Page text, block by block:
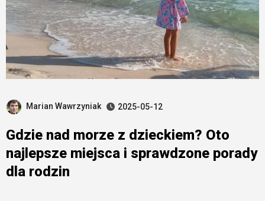
Marian Wawrzyniak 2025-05-12
Gdzie nad morze z dzieckiem? Oto
najlepsze miejsca i sprawdzone porady
dla rodzin